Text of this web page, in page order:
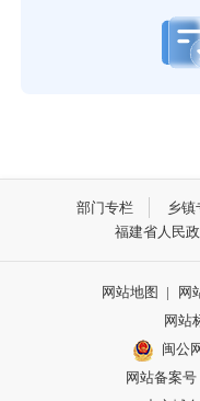
部门专栏 乡镇
福建省人民
网站地图 | 网
网站
闽公
网站备案号